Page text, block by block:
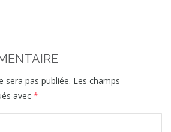
sera pas publiée. Les champs
avec *